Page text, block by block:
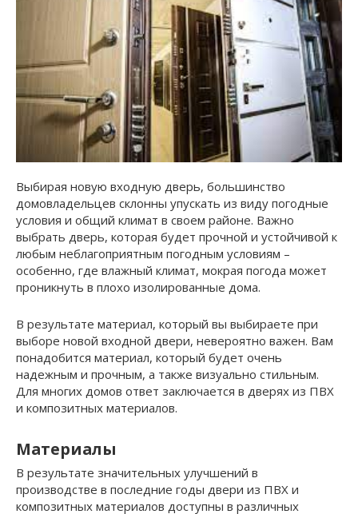
Выбирая новую входную дверь, большинство
домовладельцев склонны упускать из виду погодные
условия и общий климат в своем районе. Важно
выбрать дверь, которая будет прочной и устойчивой к
любым неблагоприятным погодным условиям –
особенно, где влажный климат, мокрая погода может
проникнуть в плохо изолированные дома.
В результате материал, который вы выбираете при
выборе новой входной двери, невероятно важен. Вам
понадобится материал, который будет очень
надежным и прочным, а также визуально стильным.
Для многих домов ответ заключается в дверях из ПВХ
и композитных материалов.
Материалы
В результате значительных улучшений в
производстве в последние годы двери из ПВХ и
композитных материалов доступны в различных